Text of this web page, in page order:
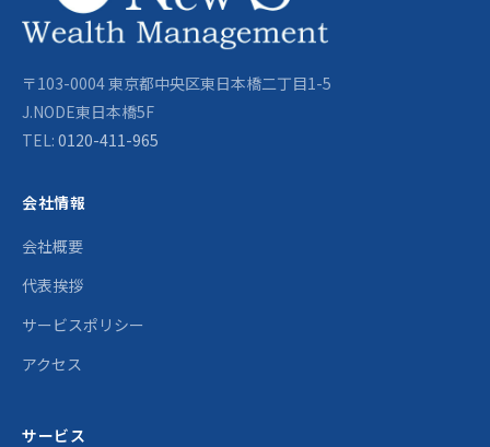
〒103-0004 東京都中央区東日本橋二丁目1-5
J.NODE東日本橋5F
TEL: 0120-411-965
会社情報
会社概要
代表挨拶
サービスポリシー
アクセス
サービス